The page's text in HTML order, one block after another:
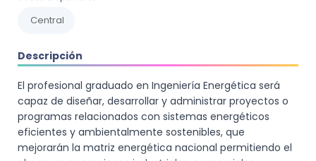
Central
Descripción
El profesional graduado en Ingeniería Energética será
capaz de diseñar, desarrollar y administrar proyectos o
programas relacionados con sistemas energéticos
eficientes y ambientalmente sostenibles, que
mejorarán la matriz energética nacional permitiendo el